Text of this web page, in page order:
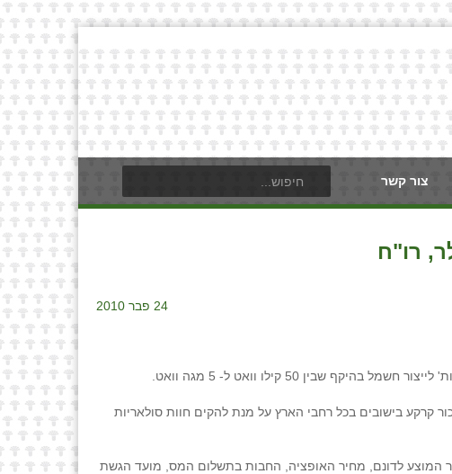
צור קשר
רו"ח
24 פבר 2010
50 קילו וואט ל- 5 מגה וואט.
קרקע בישובים בכל רחבי הארץ על מנת להקים חוות סולאריות
המוצע לדונם, מחיר האופציה, החבות בתשלום המס, מועד הגשת